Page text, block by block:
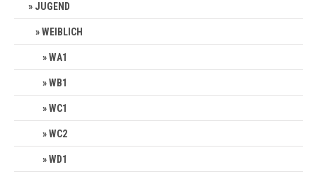
JUGEND
WEIBLICH
WA1
WB1
WC1
WC2
WD1